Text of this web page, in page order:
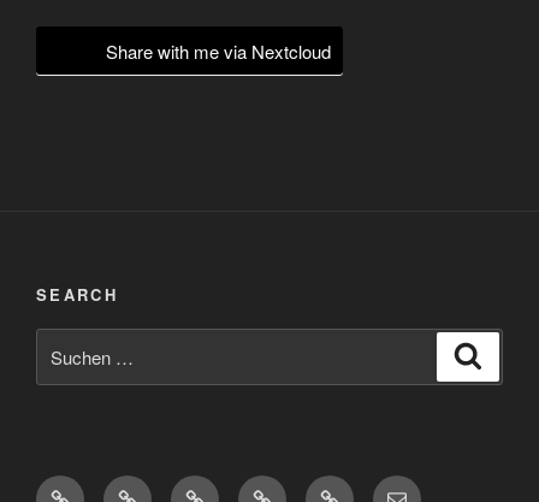
Share with me via Nextcloud
SEARCH
nach:
Diaspora*PixelfedPeertubeMastodonMatrix eMail